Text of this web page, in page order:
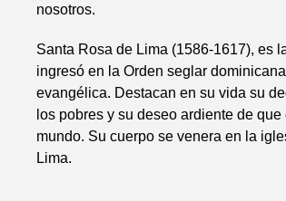
nosotros.
Santa Rosa de Lima (1586-1617), es
ingresó en la Orden seglar
evangélica. Destacan en su vida su
los pobres y su deseo ardiente de
mundo. Su cuerpo se venera en la
Lima.